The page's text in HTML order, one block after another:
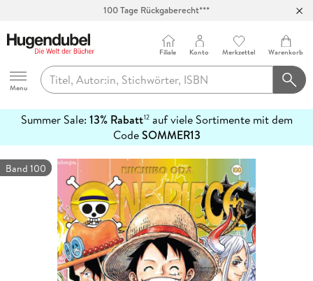
100 Tage Rückgaberecht***
Hugendubel
Menu
Filiale Konto Merkzettel Warenkorb
Summer Sale: 13% Rabatt12auf viele Sortimente mit dem
CodeSOMMER13
erfahren
Band 100